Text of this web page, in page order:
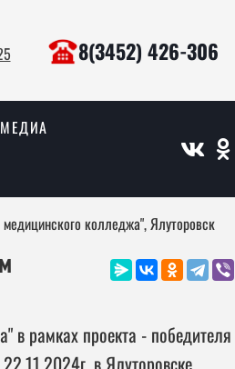
8(3452) 426-306
МЕДИА
колледжа", Ялуторовск
в рамках проекта - победителя
в Ялуторовске.